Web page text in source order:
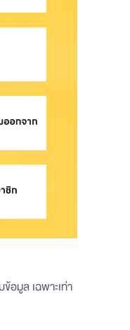
อมูล เฉพาะเท่า